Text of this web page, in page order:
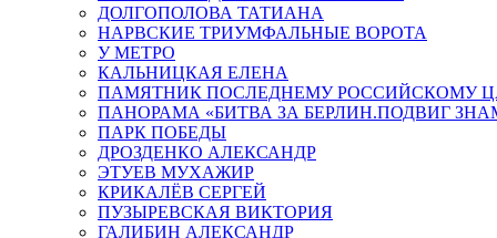
ДОЛГОПОЛОВА ТАТИАНА
НАРВСКИЕ ТРИУМФАЛЬНЫЕ ВОРОТА
У МЕТРО
КАЛЬНИЦКАЯ ЕЛЕНА
ПАМЯТНИК ПОСЛЕДНЕМУ РОССИЙСКОМУ
ПАНОРАМА «БИТВА ЗА БЕРЛИН.ПОДВИГ
ПАРК ПОБЕДЫ
ДРОЗДЕНКО АЛЕКСАНДР
ЭТУЕВ МУХАЖИР
КРИКАЛЁВ СЕРГЕЙ
ПУЗЫРЕВСКАЯ ВИКТОРИЯ
ГАЛИБИН АЛЕКСАНДР